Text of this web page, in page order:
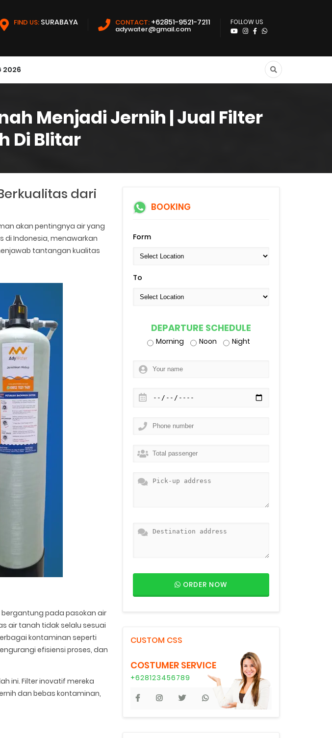
FIND US: SURABAYA CONTACT: +62851-9521-7211
adywater@gmail.com
FOLLOW US
2026
Menjadi Jernih | Jual Filter
Di Blitar
dari
akan pentingnya air yang
di Indonesia, menawarkan
tantangan kualitas
pada pasokan air
air tanah tidak selalu sesuai
kontaminan seperti
efisiensi proses, dan
ini. Filter inovatif mereka
dan bebas kontaminan,
BOOKING
Form
To
DEPARTURE SCHEDULE
Morning Noon Night
ORDER NOW
CUSTOM CSS
COSTUMER SERVICE
+628123456789